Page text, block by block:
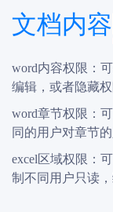
文档内
word内容权限：
编辑，或者隐藏权
word章节权限：
同的用户对章节
excel区域权限：
制不同用户只读